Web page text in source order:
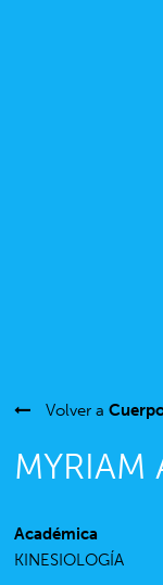
Volver a
MYRIAM
Académica
KINESIOLOGÍA